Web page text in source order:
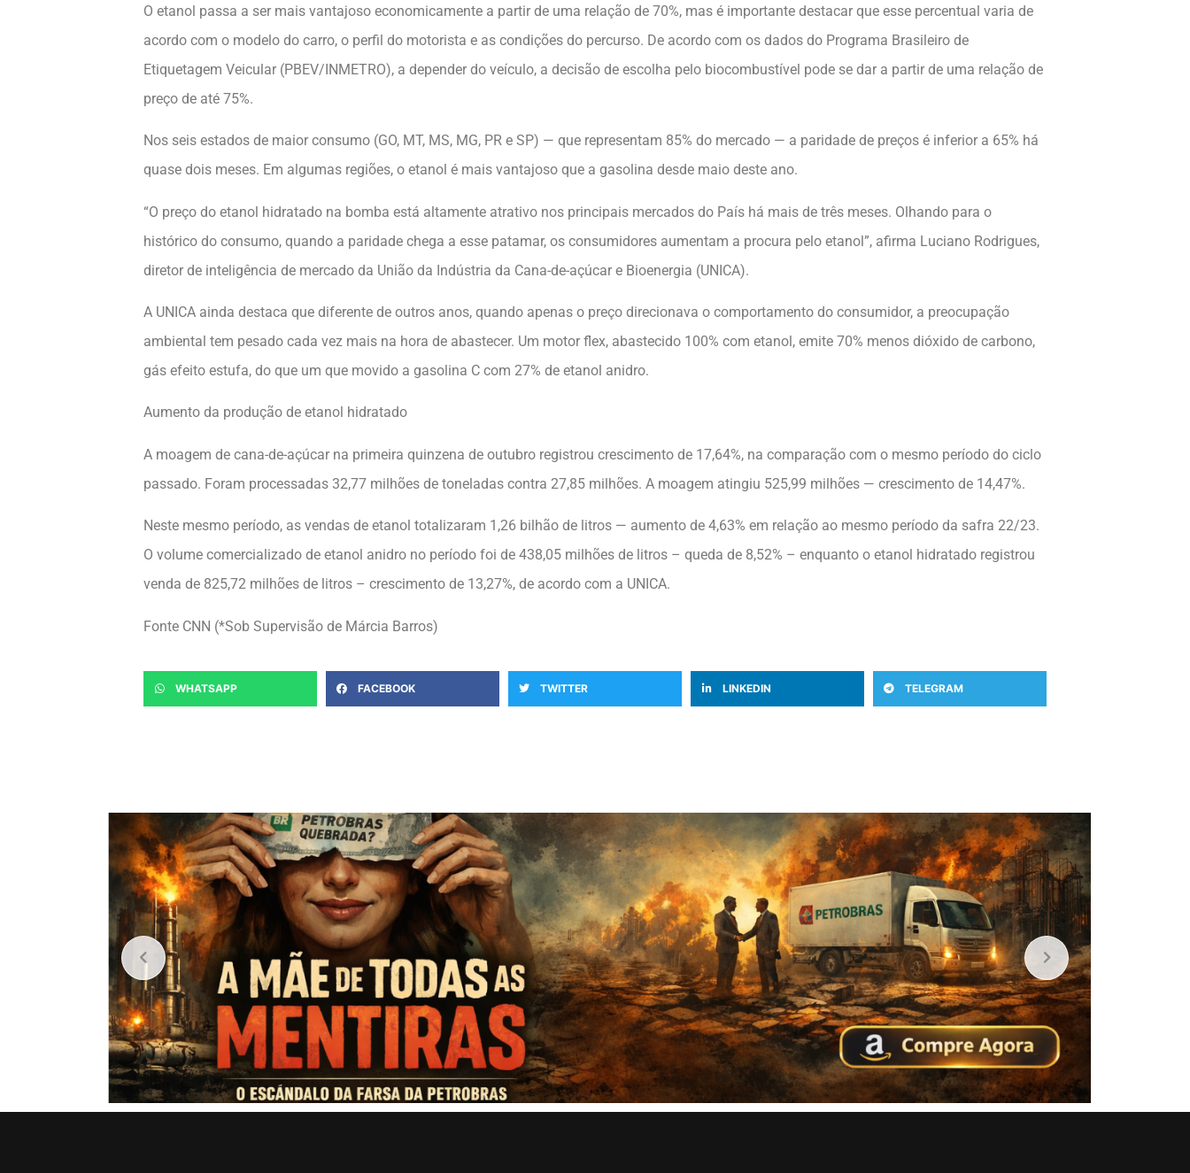
O etanol passa a ser mais vantajoso economicamente a partir de uma relação de 70%, mas é importante destacar que esse percentual varia de
acordo com o modelo do carro, o perfil do motorista e as condições do percurso. De acordo com os dados do Programa Brasileiro de
Etiquetagem Veicular (PBEV/INMETRO), a depender do veículo, a decisão de escolha pelo biocombustível pode se dar a partir de uma relação de
preço de até 75%.
Nos seis estados de maior consumo (GO, MT, MS, MG, PR e SP) — que representam 85% do mercado — a paridade de preços é inferior a 65% há
quase dois meses. Em algumas regiões, o etanol é mais vantajoso que a gasolina desde maio deste ano.
“O preço do etanol hidratado na bomba está altamente atrativo nos principais mercados do País há mais de três meses. Olhando para o
histórico do consumo, quando a paridade chega a esse patamar, os consumidores aumentam a procura pelo etanol”, afirma Luciano Rodrigues,
diretor de inteligência de mercado da União da Indústria da Cana-de-açúcar e Bioenergia (UNICA).
A UNICA ainda destaca que diferente de outros anos, quando apenas o preço direcionava o comportamento do consumidor, a preocupação
ambiental tem pesado cada vez mais na hora de abastecer. Um motor flex, abastecido 100% com etanol, emite 70% menos dióxido de carbono,
gás efeito estufa, do que um que movido a gasolina C com 27% de etanol anidro.
Aumento da produção de etanol hidratado
A moagem de cana-de-açúcar na primeira quinzena de outubro registrou crescimento de 17,64%, na comparação com o mesmo período do ciclo
passado. Foram processadas 32,77 milhões de toneladas contra 27,85 milhões. A moagem atingiu 525,99 milhões — crescimento de 14,47%.
Neste mesmo período, as vendas de etanol totalizaram 1,26 bilhão de litros — aumento de 4,63% em relação ao mesmo período da safra 22/23.
O volume comercializado de etanol anidro no período foi de 438,05 milhões de litros – queda de 8,52% – enquanto o etanol hidratado registrou
venda de 825,72 milhões de litros – crescimento de 13,27%, de acordo com a UNICA.
Fonte CNN (*Sob Supervisão de Márcia Barros)
WHATSAPP FACEBOOK TWITTER LINKEDIN TELEGRAM